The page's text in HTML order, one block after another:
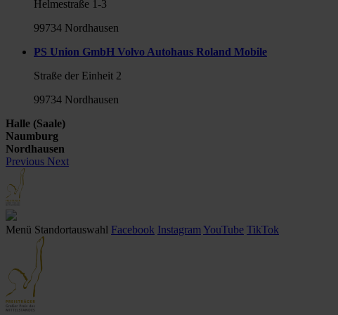
Helmestraße 1-3
99734 Nordhausen
PS Union GmbH Volvo Autohaus Roland Mobile
Straße der Einheit 2
99734 Nordhausen
Halle (Saale)
Naumburg
Nordhausen
Previous Next
Menü Standortauswahl Facebook Instagram YouTube TikTok